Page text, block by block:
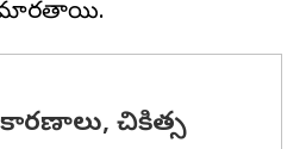
చికిత్స